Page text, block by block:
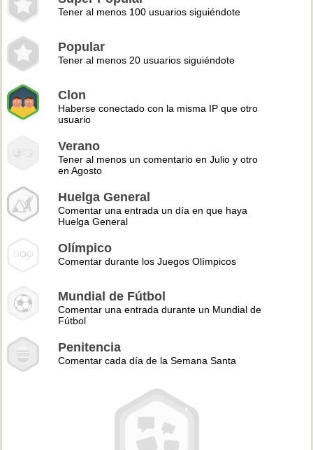
Tener al menos 100 usuarios siguiéndote
Popular
Tener al menos 20 usuarios siguiéndote
Clon
Haberse conectado con la misma IP que otro
usuario
Verano
Tener al menos un comentario en Julio y otro
en Agosto
Huelga General
Comentar una entrada un día en que haya
Huelga General
Olímpico
Comentar durante los Juegos Olímpicos
Mundial de Fútbol
Comentar una entrada durante un Mundial de
Fútbol
Penitencia
Comentar cada día de la Semana Santa